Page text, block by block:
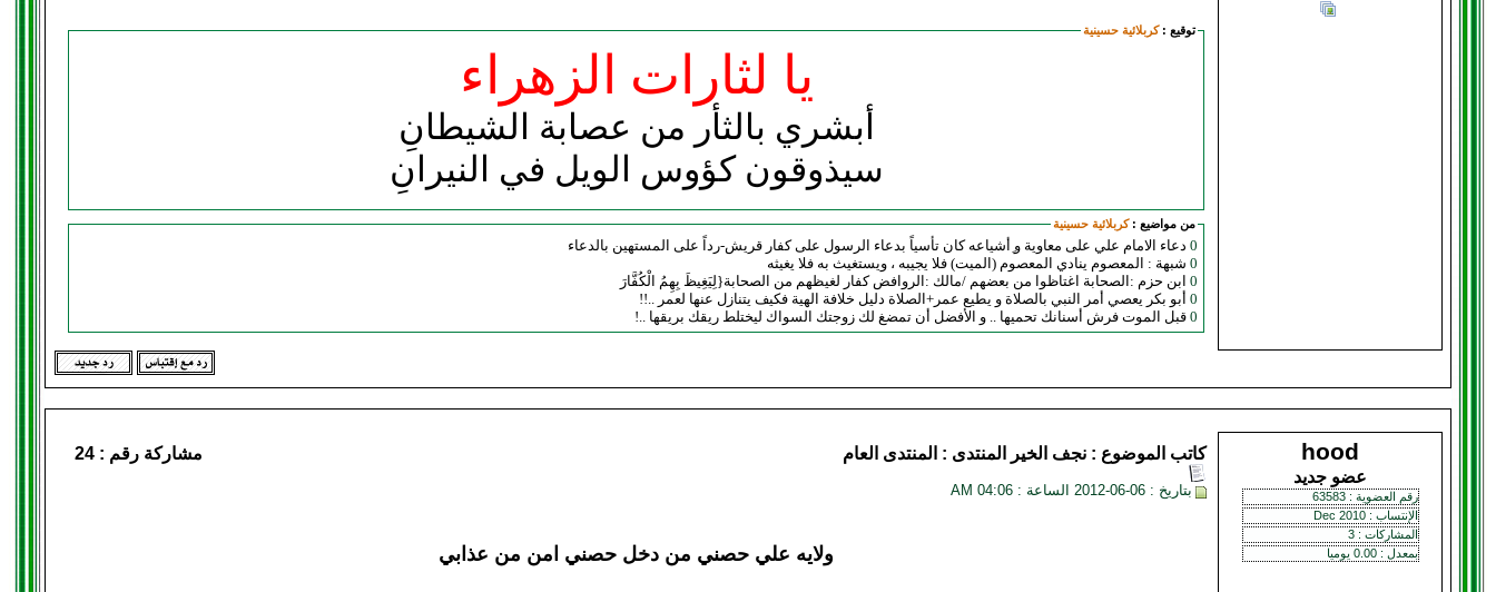
توقيع :كربلائية حسينية
يا لثارات الزهراء
أبشري بالثأر من عصابة الشيطانِ
سيذوقون كؤوس الويل في النيرانِ
من مواضيع :كربلائية حسينية
0 دعاء الامام علي على معاوية و ِأشياعه كان تأسياً بدعاء الرسول على كفار قريش-رداً على المستهين بالدعاء
0 شبهة : المعصوم ينادي المعصوم (الميت) فلا يجيبه ، ويستغيث به فلا يغيثه
0 ابن حزم :الصحابة اغتاظوا من بعضهم /مالك :الروافض كفار لغيظهم من الصحابة{لِيَغِيظَ بِهِمُ الْكُفَّارَ
0 أبو بكر يعصي أمر النبي بالصلاة و يطيع عمر+الصلاة دليل خلافة الهية فكيف يتنازل عنها لعمر ..!!
0 قبل الموت فرش أسنانك تحميها .. و الأفضل أن تمضغ لك زوجتك السواك ليختلط ريقك بريقها ..!
hood
عضو جديد
رقم العضوية : 63583
الإنتساب : Dec 2010
المشاركات : 3
بمعدل : 0.00 يوميا
مشاركة رقم : 24 كاتب الموضوع : نجف الخير المنتدى : المنتدى العام
بتاريخ : 06-06-2012 الساعة : 04:06 AM
ولايه علي حصني من دخل حصني امن من عذابي